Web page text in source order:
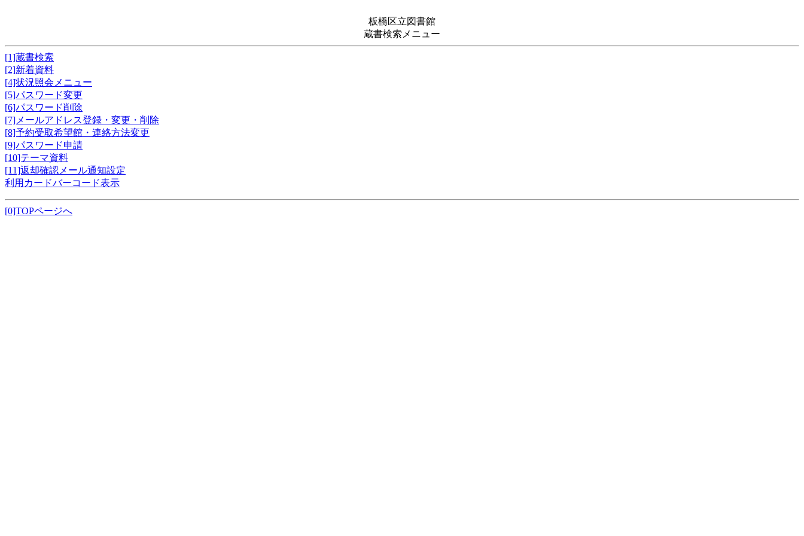
板橋区立図書館
蔵書検索メニュー
[1]蔵書検索
[2]新着資料
[4]状況照会メニュー
[5]パスワード変更
[6]パスワード削除
[7]メールアドレス登録・変更・削除
[8]予約受取希望館・連絡方法変更
[9]パスワード申請
[10]テーマ資料
[11]返却確認メール通知設定
利用カードバーコード表示
[0]TOPページへ